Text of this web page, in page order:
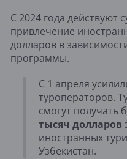
С 2024 года действуют
привлечение
долларов в
программы.
С 1 апреля
туроператоров.
смогут получать
тысяч долларов
иностранных
Узбекистан.